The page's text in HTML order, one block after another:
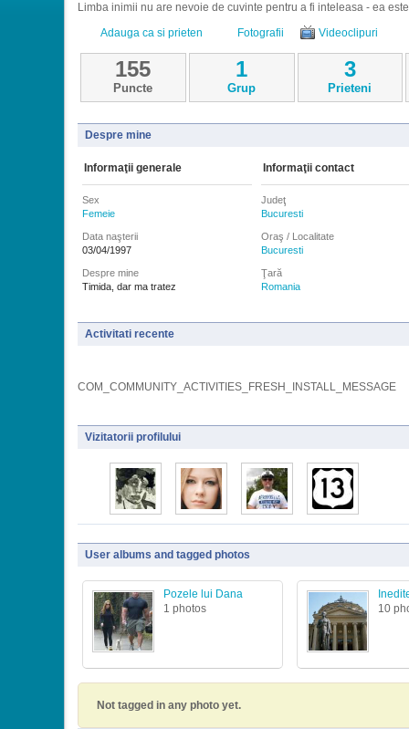
Limba inimii nu are nevoie de cuvinte pentru a fi inteleasa - ea
Adauga ca si prieten
Fotografii Videoclipuri
155
Puncte
1
Grup
3
Prieteni
Despre mine
Informaţii generale
Sex
Femeie
Data naşterii
03/04/1997
Despre mine
Timida, dar ma tratez
Informaţii contact
Judeţ
Bucuresti
Oraş / Localitate
Bucuresti
Ţară
Romania
Activitati recente
COM_COMMUNITY_ACTIVITIES_FRESH_INSTALL_MESSAGE
Vizitatorii profilului
User albums and tagged photos
Pozele lui Dana
1 photos
10
Not tagged in any photo yet.